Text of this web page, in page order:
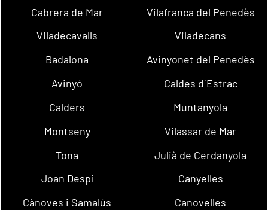
Cabrera de Mar
Vilafranca del Penedès
Viladecavalls
Viladecans
Badalona
Avinyonet del Penedès
Avinyó
Caldes d´Estrac
Calders
Muntanyola
Montseny
Vilassar de Mar
Tona
Julià de Cerdanyola
Joan Despí
Canyelles
Cànoves i Samalús
Canovelles